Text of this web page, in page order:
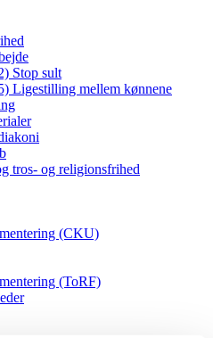
Stop sult
Ligestilling mellem kønnene
tros- og religionsfrihed
(CKU)
(ToRF)